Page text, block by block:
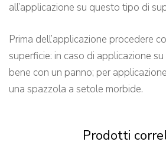
all’applicazione su questo tipo di
Prima dell’applicazione procedere
superficie: in caso di applicazione
bene con un panno; per
una spazzola a setole morbide.
Prodotti